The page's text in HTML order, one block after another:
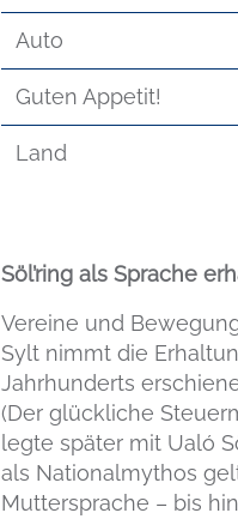
Auto
Guten Appetit!
Land
Söl’ring als Sprache
Vereine und
Sylt nimmt die
Jahrhunderts
(Der glückliche
legte später mit Ualó
als Nationalmythos
Muttersprache – bis